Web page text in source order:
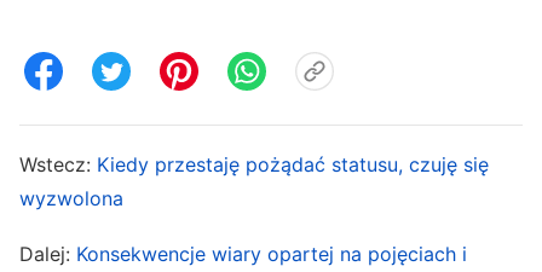
niebezpieczna. A co jeśli aresztują nas podczas
problematyczna decyzja”. Krytyka Liu Xiao
wpłynęła na moją opinię o przywódczyni.
Pomyślałam: „A co jeśli kogoś aresztują podczas
Wstecz: Kiedy przestaję pożądać statusu, czuję się
wyzwolona
Dalej: Konsekwencje wiary opartej na pojęciach i